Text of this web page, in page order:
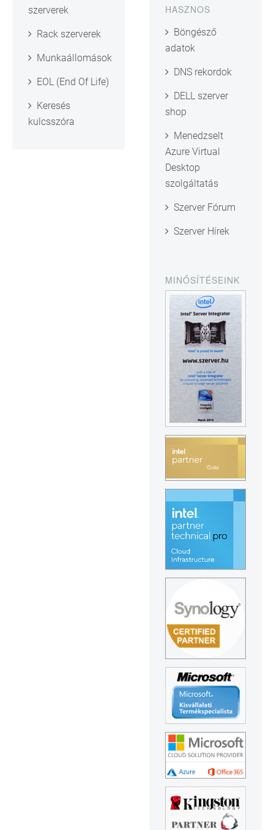
szerverek
Rack szerverek
Munkaállomások
EOL (End Of Life)
Keresés
kulcsszóra
HASZNOS
Böngésző
adatok
DNS rekordok
DELL szerver
shop
Menedzselt
Azure Virtual
Desktop
szolgáltatás
Szerver Fórum
Szerver Hírek
MINŐSÍTÉSEINK